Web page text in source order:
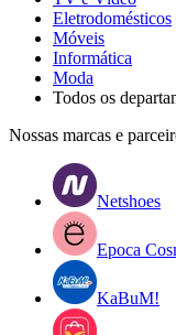
Eletrodomésticos
Móveis
Informática
Moda
Todos os
Nossas marcas e
Netshoes
Epoca
KaBuM!